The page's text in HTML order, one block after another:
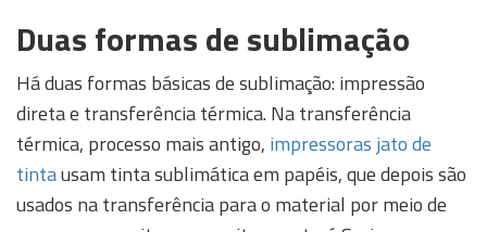
Duas formas de sublimação
Há duas formas básicas de sublimação: impressão
direta e transferência térmica. Na transferência
térmica, processo mais antigo, impressoras jato de
tintausam tinta sublimática em papéis, que depois são
usados na transferência para o material por meio de